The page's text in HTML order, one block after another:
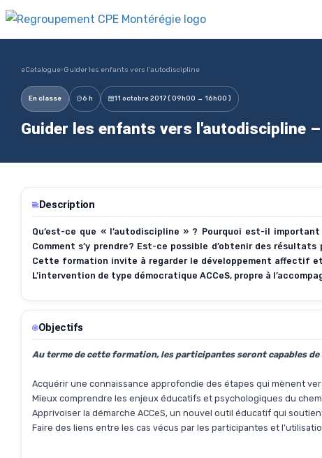
eCatalogue›Guider les enfants vers l'autodiscipline
En classe 6 h 11 octobre 2017 ( 09h00 → 16h00 )
Guider les enfants vers l'autodiscipline
Description
Qu’est-ce que « l’autodiscipline » ? Pourquoi est-il
Comment s’y prendre? Est-ce possible d’obtenir des
Cette formation invite à regarder le développement affectif
L’intervention de type démocratique ACCeS, propre à
Objectifs
Au terme de cette formation, les participantes seront capables de
Acquérir une connaissance approfondie des étapes qui mènent
Mieux comprendre les enjeux éducatifs et psychologiques du
Apprivoiser la démarche ACCeS, un nouvel outil éducatif qui
Faire des liens entre les cas vécus par les participantes et